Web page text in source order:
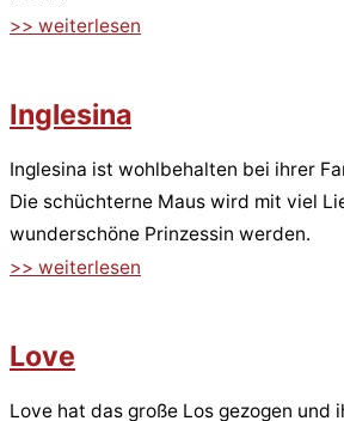
>> weiterlesen
Inglesina
Inglesina ist wohlbehalten bei ihrer
Die schüchterne Maus wird mit viel
wunderschöne Prinzessin werden.
>> weiterlesen
Love
Love hat das große Los gezogen und